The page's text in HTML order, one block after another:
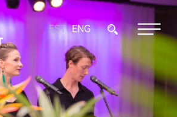
EST ENG